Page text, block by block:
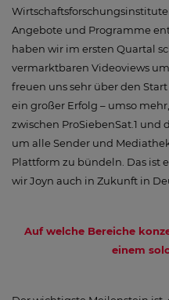
Angebote und Programme
haben wir im ersten Quartal
vermarktbaren Videoviews
freuen uns sehr über den
ein großer Erfolg – umso
zwischen ProSiebenSat.1 und
um alle Sender und
Plattform zu bündeln. Das ist
wir Joyn auch in Zukunft in
Auf welche Bereiche
einem